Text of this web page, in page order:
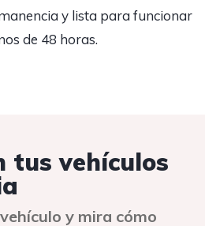
y lista para funcionar
de 48 horas.
tus vehículos
y mira cómo